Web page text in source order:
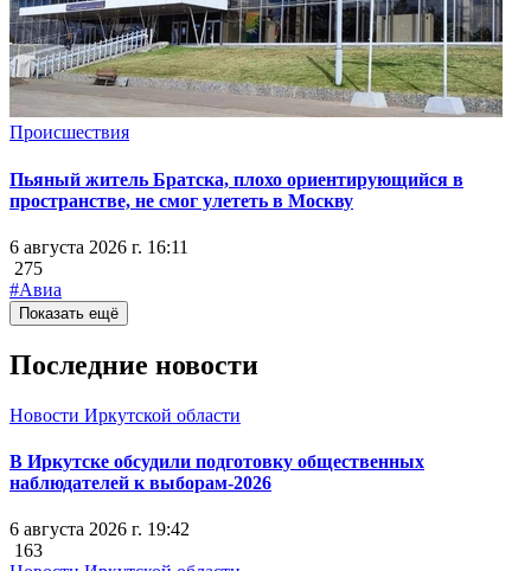
Происшествия
Пьяный житель Братска, плохо ориентирующийся в
пространстве, не смог улететь в Москву
6 августа 2026 г. 16:11
275
#Авиа
Показать ещё
Последние новости
Новости Иркутской области
В Иркутске обсудили подготовку общественных
наблюдателей к выборам-2026
6 августа 2026 г. 19:42
163